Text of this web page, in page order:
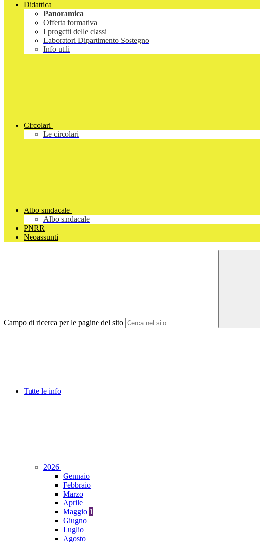
Didattica
Panoramica
Offerta formativa
I progetti delle classi
Laboratori Dipartimento Sostegno
Info utili
Circolari
Le circolari
Albo sindacale
Albo sindacale
PNRR
Neoassunti
Campo di ricerca per le pagine del sito
Tutte le info
2026
Gennaio
Febbraio
Marzo
Aprile
Maggio 1
Giugno
Luglio
Agosto